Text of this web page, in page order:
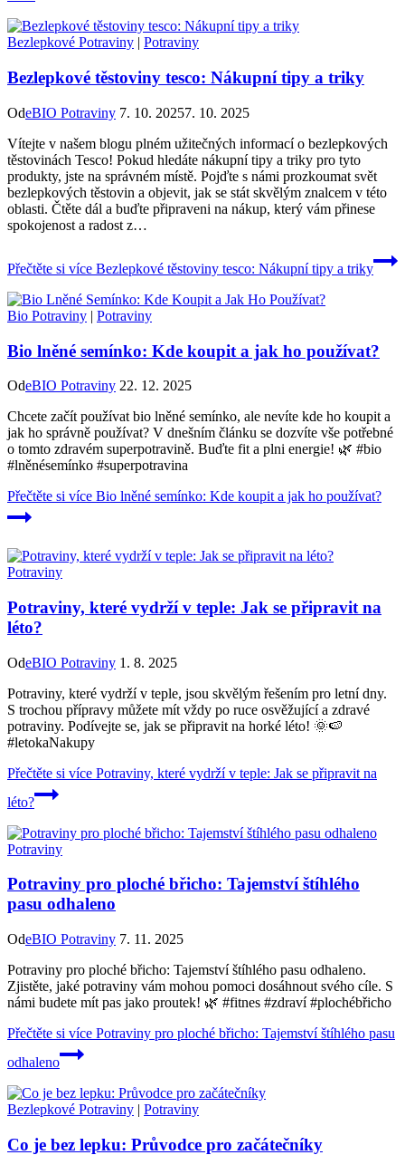
Bezlepkové Potraviny | Potraviny
Bezlepkové těstoviny tesco: Nákupní tipy a triky
OdeBIO Potraviny 7. 10. 20257. 10. 2025
Vítejte v našem blogu plném užitečných informací o bezlepkových
těstovinách Tesco! Pokud hledáte nákupní tipy a triky pro tyto
produkty, jste na správném místě. Pojďte s námi prozkoumat svět
bezlepkových těstovin a objevit, jak se stát skvělým znalcem v této
oblasti. Čtěte dál a buďte připraveni na nákup, který vám přinese
spokojenost a radost z…
Přečtěte si více Bezlepkové těstoviny tesco: Nákupní tipy a triky
Bio Potraviny | Potraviny
Bio lněné semínko: Kde koupit a jak ho používat?
OdeBIO Potraviny 22. 12. 2025
Chcete začít používat bio lněné semínko, ale nevíte kde ho koupit a
jak ho správně používat? V dnešním článku se dozvíte vše potřebné
o tomto zdravém superpotravině. Buďte fit a plni energie! 🌿 #bio
#lněnésemínko #superpotravina
Přečtěte si více Bio lněné semínko: Kde koupit a jak ho používat?
Potraviny
Potraviny, které vydrží v teple: Jak se připravit na
léto?
OdeBIO Potraviny 1. 8. 2025
Potraviny, které vydrží v teple, jsou skvělým řešením pro letní dny.
S trochou přípravy můžete mít vždy po ruce osvěžující a zdravé
potraviny. Podívejte se, jak se připravit na horké léto! 🌞🍉
#letokaNakupy
Přečtěte si více Potraviny, které vydrží v teple: Jak se připravit na
léto?
Potraviny
Potraviny pro ploché břicho: Tajemství štíhlého
pasu odhaleno
OdeBIO Potraviny 7. 11. 2025
Potraviny pro ploché břicho: Tajemství štíhlého pasu odhaleno.
Zjistěte, jaké potraviny vám mohou pomoci dosáhnout svého cíle. S
námi budete mít pas jako proutek! 🌿 #fitnes #zdraví #plochébřicho
Přečtěte si více Potraviny pro ploché břicho: Tajemství štíhlého pasu
odhaleno
Bezlepkové Potraviny | Potraviny
Co je bez lepku: Průvodce pro začátečníky